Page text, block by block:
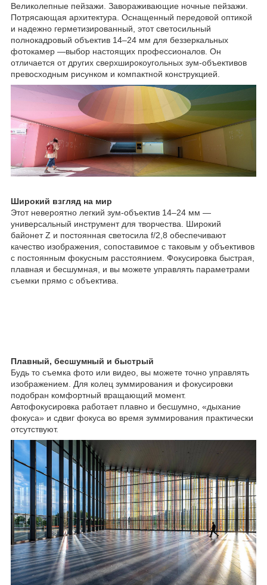
Великолепные пейзажи. Завораживающие ночные пейзажи.
Потрясающая архитектура. Оснащенный передовой оптикой
и надежно герметизированный, этот светосильный
полнокадровый объектив 14–24 мм для беззеркальных
фотокамер —выбор настоящих профессионалов. Он
отличается от других сверхширокоугольных зум-объективов
превосходным рисунком и компактной конструкцией.
Широкий взгляд на мир
Этот невероятно легкий зум-объектив 14–24 мм —
универсальный инструмент для творчества. Широкий
байонет Z и постоянная светосила f/2,8 обеспечивают
качество изображения, сопоставимое с таковым у объективов
с постоянным фокусным расстоянием. Фокусировка быстрая,
плавная и бесшумная, и вы можете управлять параметрами
съемки прямо с объектива.
Плавный, бесшумный и быстрый
Будь то съемка фото или видео, вы можете точно управлять
изображением. Для колец зуммирования и фокусировки
подобран комфортный вращающий момент.
Автофокусировка работает плавно и бесшумно, «дыхание
фокуса» и сдвиг фокуса во время зуммирования практически
отсутствуют.